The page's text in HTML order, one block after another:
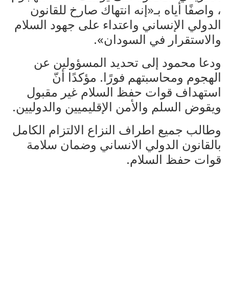
، واصفًا أياه بـ«إنه انتهاك صارخ للقانون
الدولي الإنساني واعتداء على جهود السلام
والاستقرار في السودان».
ودعا محمود إلى تحديد المسؤولين عن
الهجوم ومحاسبتهم فورًا. مؤكدًا أنّ
استهداف قوات حفظ السلام غير مقبول
ويقوض السلم والأمن الإقليميين والدوليين.
وطالب جميع اطراف النزاع الالتزام الكامل
بالقانون الدولي الانساني وضمان سلامة
قوات حفظ السلام.